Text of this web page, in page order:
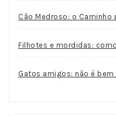
Cão Medroso: o Caminho
Filhotes e mordidas:
Gatos amigos: não é bem